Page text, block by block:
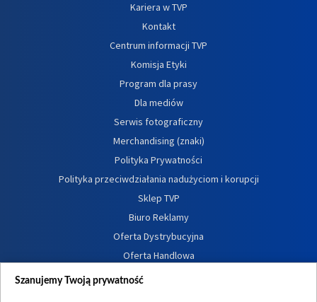
Kariera w TVP
Kontakt
Centrum informacji TVP
Komisja Etyki
Program dla prasy
Dla mediów
Serwis fotograficzny
Merchandising (znaki)
Polityka Prywatności
Polityka przeciwdziałania nadużyciom i korupcji
Sklep TVP
Biuro Reklamy
Oferta Dystrybucyjna
Oferta Handlowa
Dostępność
Szanujemy Twoją prywatność